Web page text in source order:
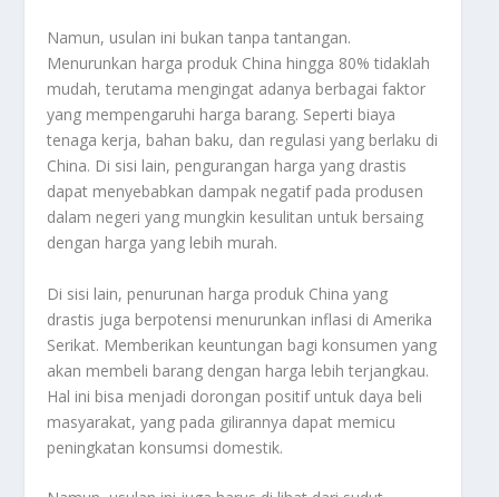
Namun, usulan ini bukan tanpa tantangan.
Menurunkan harga produk China hingga 80% tidaklah
mudah, terutama mengingat adanya berbagai faktor
yang mempengaruhi harga barang. Seperti biaya
tenaga kerja, bahan baku, dan regulasi yang berlaku di
China. Di sisi lain, pengurangan harga yang drastis
dapat menyebabkan dampak negatif pada produsen
dalam negeri yang mungkin kesulitan untuk bersaing
dengan harga yang lebih murah.
Di sisi lain, penurunan harga produk China yang
drastis juga berpotensi menurunkan inflasi di Amerika
Serikat. Memberikan keuntungan bagi konsumen yang
akan membeli barang dengan harga lebih terjangkau.
Hal ini bisa menjadi dorongan positif untuk daya beli
masyarakat, yang pada gilirannya dapat memicu
peningkatan konsumsi domestik.